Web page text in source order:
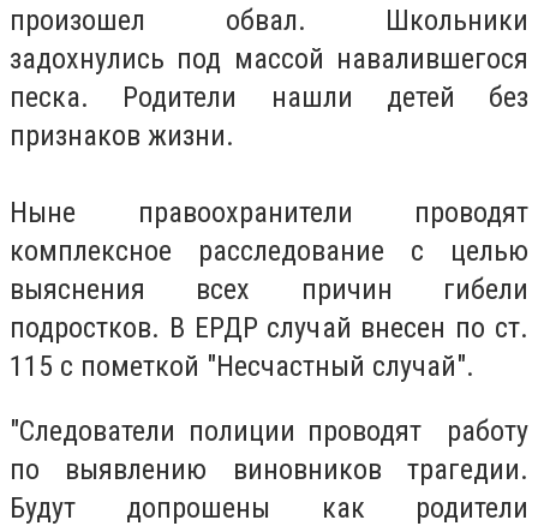
произошел обвал. Школьники
задохнулись под массой навалившегося
песка. Родители нашли детей без
признаков жизни.
Ныне правоохранители проводят
комплексное расследование с целью
выяснения всех причин гибели
подростков. В ЕРДР случай внесен по ст.
115 с пометкой "Несчастный случай".
"Следователи полиции проводят работу
по выявлению виновников трагедии.
Будут допрошены как родители